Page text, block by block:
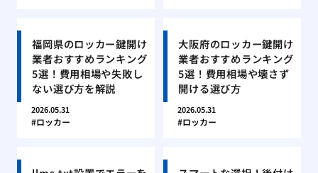
福岡県のロッカー鍵開け
業者おすすめランキング
5選！費用相場や失敗し
ない選び方を解説
2026.05.31
ロッカー
大阪府のロッカー鍵開け
業者おすすめランキング
5選！費用相場や壊さず
開ける選び方
2026.05.31
ロッカー